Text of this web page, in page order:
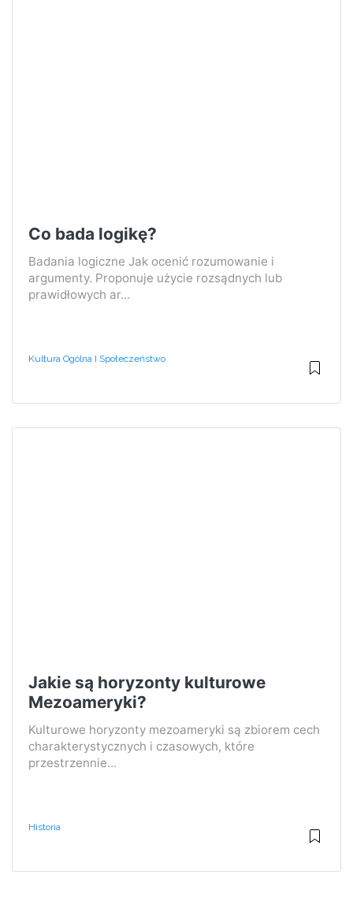
Co bada logikę?
Badania logiczne Jak ocenić rozumowanie i
argumenty. Proponuje użycie rozsądnych lub
prawidłowych ar...
Kultura Ogólna I Społeczeństwo
Jakie są horyzonty kulturowe
Mezoameryki?
Kulturowe horyzonty mezoameryki są zbiorem cech
charakterystycznych i czasowych, które
przestrzennie...
Historia